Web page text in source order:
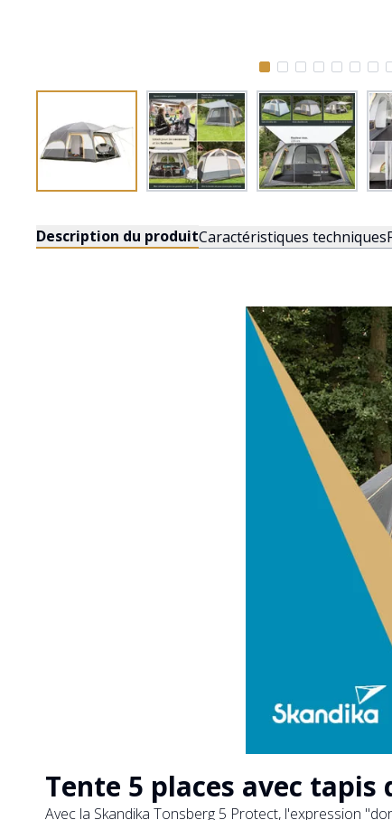
Description du produitCaractéristiques techniques
Tente 5 places avec
Avec la Skandika Tonsberg 5 Protect, l'expression